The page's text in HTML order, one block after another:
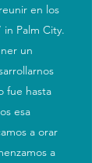
en los
in Palm City.
un
fue hasta
esa
a orar
a